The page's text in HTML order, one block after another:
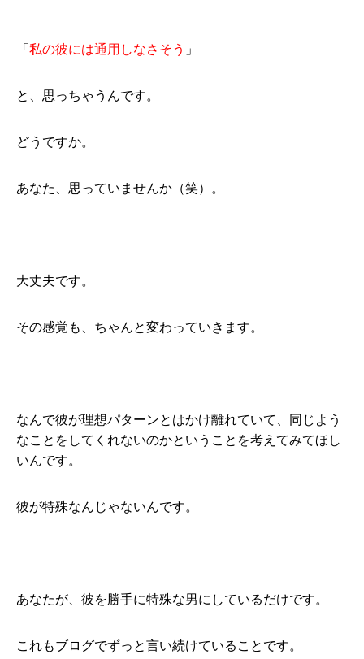
「 私の彼には通用しなさそう 」
と、思っちゃうんです。
どうですか。
あなた、思っていませんか（笑）。
大丈夫です。
その感覚も、ちゃんと変わっていきます。
なんで彼が理想パターンとはかけ離れていて、同じよう
なことをしてくれないのかということを考えてみてほし
いんです。
彼が特殊なんじゃないんです。
あなたが、彼を勝手に特殊な男にしているだけです。
これもブログでずっと言い続けていることです。